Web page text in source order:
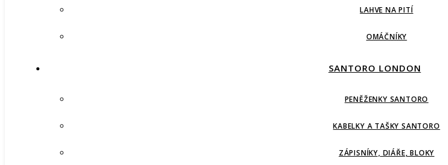
LAHVE NA PITÍ
OMÁČNÍKY
SANTORO LONDON
PENĚŽENKY SANTORO
KABELKY A TAŠKY SANTORO
ZÁPISNÍKY, DIÁŘE, BLOKY